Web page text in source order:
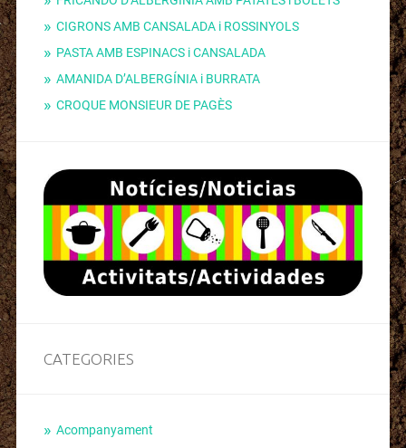
CIGRONS AMB CANSALADA i ROSSINYOLS
PASTA AMB ESPINACS i CANSALADA
AMANIDA D’ALBERGÍNIA i BURRATA
CROQUE MONSIEUR DE PAGÈS
CATEGORIES
Acompanyament